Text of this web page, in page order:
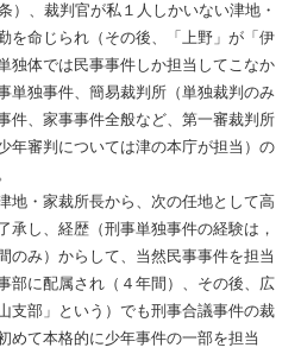
）、裁判官が私１人しかいない津地・
を命じられ（その後、「上野」が「伊
独体では民事事件しか担当してこなか
単独事件、簡易裁判所（単独裁判のみ
件、家事事件全般など、第一審裁判所
年審判については津の本庁が担当）の
地・家裁所長から、次の任地として高
承し、経歴（刑事単独事件の経験は，
のみ）からして、当然民事事件を担当
部に配属され（４年間）、その後、広
支部」という）でも刑事合議事件の裁
めて本格的に少年事件の一部を担当